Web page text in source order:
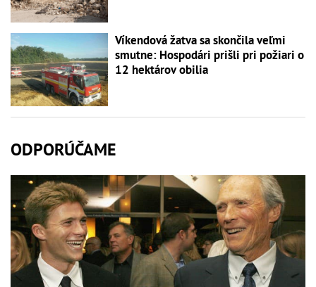
Víkendová žatva sa skončila veľmi
smutne: Hospodári prišli pri požiari o
12 hektárov obilia
ODPORÚČAME